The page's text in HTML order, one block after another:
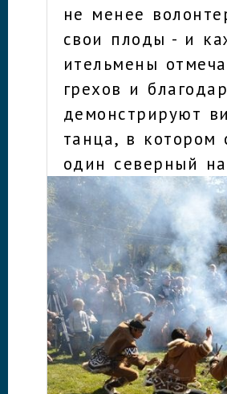
не менее
свои плоды - и
ительмены
грехов и
демонстрируют
танца, в
один северный